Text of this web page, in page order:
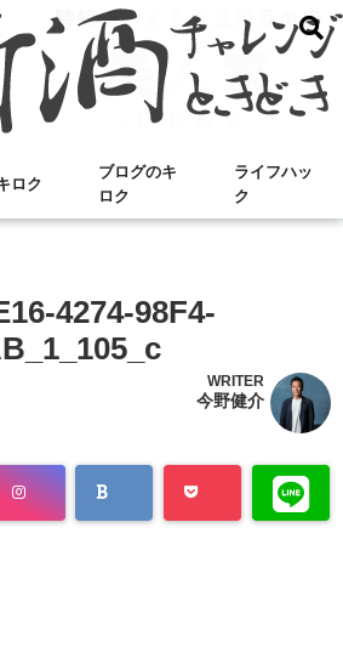
ロク
ブログのキ
ロク
ライフハッ
ク
4274-98F4-
WRITER
今野健介